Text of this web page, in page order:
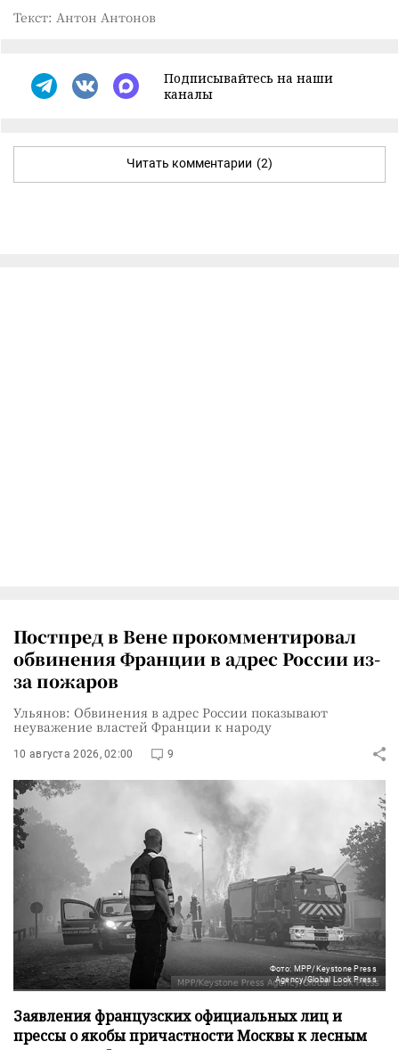
Текст: Антон Антонов
Подписывайтесь на наши
каналы
Читать комментарии (2)
Постпред в Вене прокомментировал
обвинения Франции в адрес России из-
за пожаров
Ульянов: Обвинения в адрес России показывают
неуважение властей Франции к народу
10 августа 2026, 02:00 9
Фото: MPP/Keystone Press
Agency/Global Look Press
Заявления французских официальных лиц и
прессы о якобы причастности Москвы к лесным